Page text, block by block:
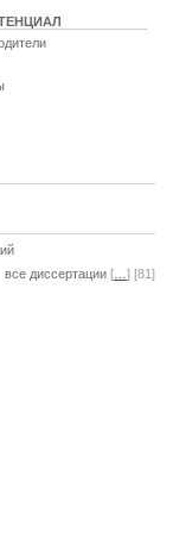
все диссертации [ ] [81]